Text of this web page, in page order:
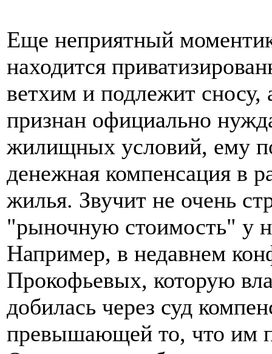
Еще неприятный
находится
ветхим и подлежит сносу,
признан официально
жилищных условий, ему
денежная компенсация в
жилья. Звучит не очень
"рыночную стоимость" у
Например, в недавнем
Прокофьевых, которую
добилась через суд
превышающей то, что им